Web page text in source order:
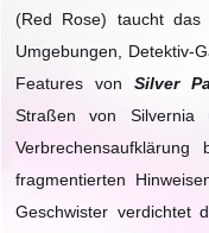
(Red Rose) taucht das
Umgebungen, Detektiv-
Features von Silver
Straßen von
fragmentierten
Geschwister verdichtet